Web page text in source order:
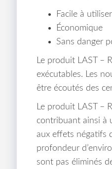
Facile à
Économique
Sans danger
Le produit LAST –
exécutables. Les
être écoutés des
Le produit LAST –
contribuant ainsi à
aux effets négatifs
profondeur
sont pas éliminés